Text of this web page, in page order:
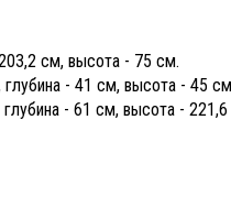
см, высота - 75 см.
- 41 см, высота - 45
- 61 см, высота -